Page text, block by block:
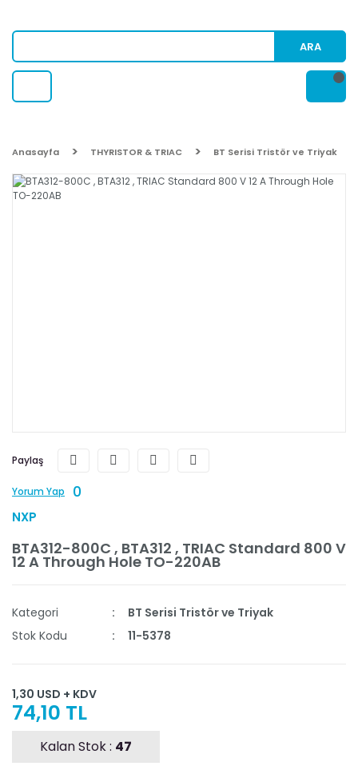
ARA
Anasayfa THYRISTOR & TRIAC BT Serisi Tristör ve Triyak
Paylaş
Yorum Yap 0
NXP
BTA312-800C , BTA312 , TRIAC Standard 800 V
12 A Through Hole TO-220AB
Kategori
BT Serisi Tristör ve Triyak
Stok Kodu
11-5378
1,30 USD + KDV
74,10 TL
Kalan Stok : 47